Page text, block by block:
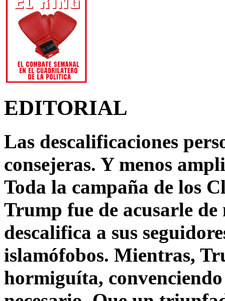
EDITORIAL
Las descalificaciones
consejeras. Y menos
Toda la campaña de los
Trump fue de acusarle
descalifica a sus
islamófobos. Mientras,
hormiguíta,